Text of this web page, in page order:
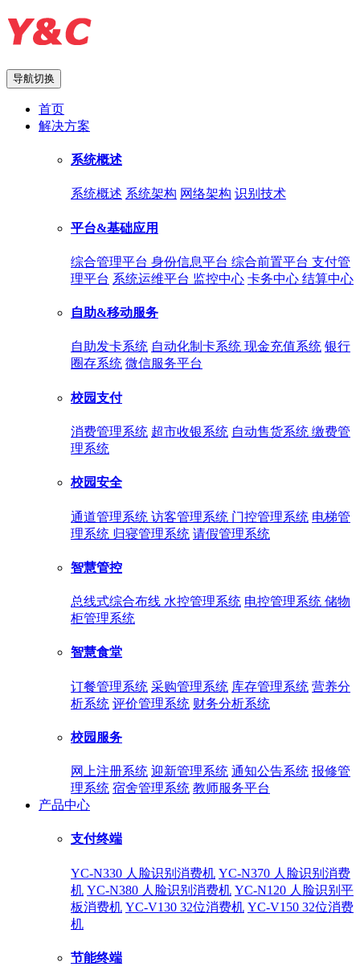
导航切换
首页
解决方案
系统概述
系统概述 系统架构 网络架构 识别技术
平台&基础应用
综合管理平台 身份信息平台 综合前置平台 支付管
理平台 系统运维平台 监控中心 卡务中心 结算中心
自助&移动服务
自助发卡系统 自动化制卡系统 现金充值系统 银行
圈存系统 微信服务平台
校园支付
消费管理系统 超市收银系统 自动售货系统 缴费管
理系统
校园安全
通道管理系统 访客管理系统 门控管理系统 电梯管
理系统 归寝管理系统 请假管理系统
智慧管控
总线式综合布线 水控管理系统 电控管理系统 储物
柜管理系统
智慧食堂
订餐管理系统 采购管理系统 库存管理系统 营养分
析系统 评价管理系统 财务分析系统
校园服务
网上注册系统 迎新管理系统 通知公告系统 报修管
理系统 宿舍管理系统 教师服务平台
产品中心
支付终端
YC-N330 人脸识别消费机 YC-N370 人脸识别消费
机 YC-N380 人脸识别消费机 YC-N120 人脸识别平
板消费机 YC-V130 32位消费机 YC-V150 32位消费
机
节能终端